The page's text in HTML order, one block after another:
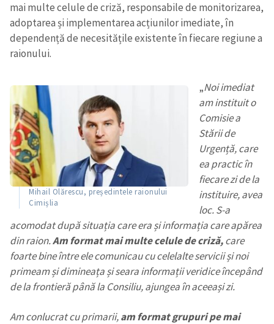
mai multe celule de criză, responsabile de monitorizarea,
adoptarea și implementarea acțiunilor imediate, în
dependență de necesitățile existente în fiecare regiune a
raionului.
Mihail Olărescu, președintele raionului
Cimișlia
„Noi imediat
am instituit o
Comisie a
Stării de
Urgență, care
ea practic în
fiecare zi de la
instituire, avea
loc. S-a
acomodat după situația care era și informația care apărea
din raion.Am format mai multe celule de criză,care
foarte bine între ele comunicau cu celelalte servicii și noi
primeam și dimineața și seara informații veridice începând
de la frontieră până la Consiliu, ajungea în aceeași zi.
Am conlucrat cu primarii,am format grupuri pe mai